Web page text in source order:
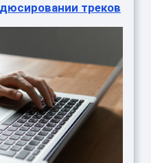
треков